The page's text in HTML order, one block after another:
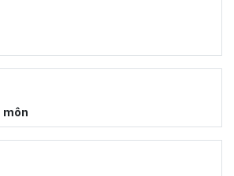
môn